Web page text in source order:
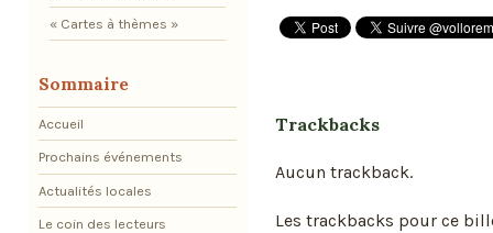
Trackbacks
Aucun trackback.
Les trackbacks pour ce
« Cartes à thèmes »
Sommaire
Accueil
Prochains événements
Actualités locales
Le coin des lecteurs